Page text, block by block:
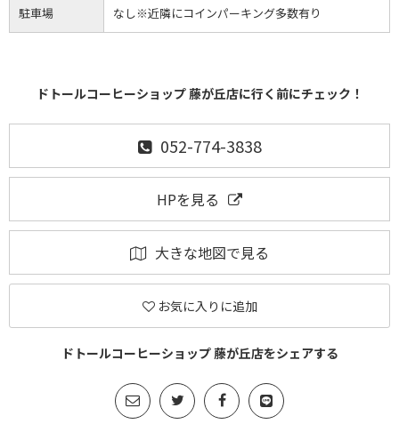
駐車場 なし※近隣にコインパーキング多数有り
ドトールコーヒーショップ 藤が丘店に行く前にチェック！
052-774-3838
HPを見る
大きな地図で見る
お気に入りに追加
ドトールコーヒーショップ 藤が丘店をシェアする